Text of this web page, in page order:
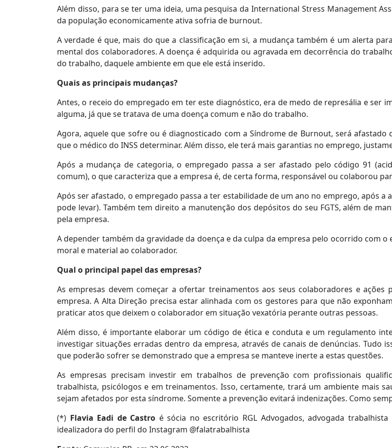
Além disso, para se ter uma ideia, uma pesquisa da International Stress Management
da população economicamente ativa sofria de burnout.
A verdade é que, mais do que a classificação em si, a mudança também é um alerta
mental dos colaboradores. A doença é adquirida ou agravada em decorrência do
do trabalho, daquele ambiente em que ele está inserido.
Quais as principais mudanças?
Antes, o receio do empregado em ter este diagnóstico, era de medo de represália e ser
alguma, já que se tratava de uma doença comum e não do trabalho.
Agora, aquele que sofre ou é diagnosticado com a Síndrome de Burnout, será
que o médico do INSS determinar. Além disso, ele terá mais garantias no emprego,
Após a mudança de categoria, o empregado passa a ser afastado pelo código 91
comum), o que caracteriza que a empresa é, de certa forma, responsável ou colaborou
Após ser afastado, o empregado passa a ter estabilidade de um ano no emprego, após a
pode levar). Também tem direito a manutenção dos depósitos do seu FGTS, além de
pela empresa.
A depender também da gravidade da doença e da culpa da empresa pelo ocorrido com
moral e material ao colaborador.
Qual o principal papel das empresas?
As empresas devem começar a ofertar treinamentos aos seus colaboradores e
empresa. A Alta Direção precisa estar alinhada com os gestores para que não
praticar atos que deixem o colaborador em situação vexatória perante outras pessoas.
Além disso, é importante elaborar um código de ética e conduta e um regulamento
investigar situações erradas dentro da empresa, através de canais de denúncias. Tudo
que poderão sofrer se demonstrado que a empresa se manteve inerte a estas questões.
As empresas precisam investir em trabalhos de prevenção com profissionais
trabalhista, psicólogos e em treinamentos. Isso, certamente, trará um ambiente mais
sejam afetados por esta síndrome. Somente a prevenção evitará indenizações. Como
(*) Flavia Eadi de Castro é sócia no escritório RGL Advogados, advogada
idealizadora do perfil do Instagram @falatrabalhista